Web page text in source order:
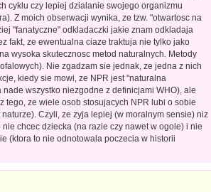
cyklu czy lepiej dzialanie swojego organizmu
Z moich obserwacji wynika, ze tzw. "otwartosc na
"fanatyczne" odkladaczki jakie znam odkladaja
fakt, ze ewentualna ciaze traktuja nie tylko jako
wysoka skutecznosc metod naturalnych. Metody
Nie zgadzam sie jednak, ze jedna z nich
kiedy sie mowi, ze NPR jest "naturalna
wszystko niezgodne z definicjami WHO), ale
ze wiele osob stosujacych NPR lubi o sobie
Czyli, ze zyja lepiej (w moralnym sensie) niz
chcec dziecka (na razie czy nawet w ogole) i nie
(ktora to nie odnotowala poczecia w historii